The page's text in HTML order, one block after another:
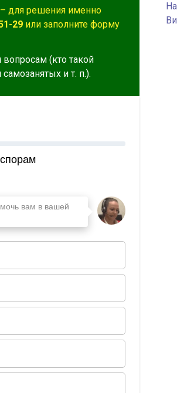
для решения именно
29 или заполните форму
(кто такой
и т. п.).